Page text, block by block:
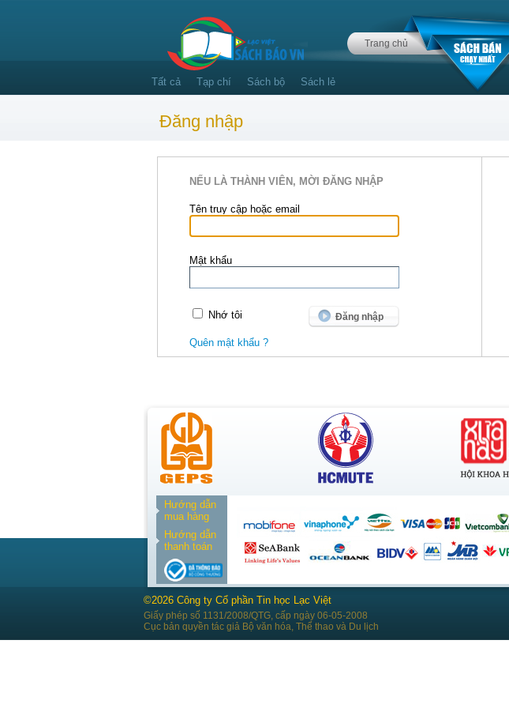
Trang chủ
Tất cả Tạp chí Sách bộ Sách lẻ
Đăng nhập
NẾU LÀ THÀNH VIÊN, MỜI ĐĂNG NHẬP
Tên truy cập hoặc email
Mật khẩu
Nhớ tôi
Quên mật khẩu ?
Hướng dẫn
mua hàng
Hướng dẫn
thanh toán
©2026 Công ty Cổ phần Tin học Lạc Việt
Giấy phép số 1131/2008/QTG, cấp ngày 06-05-2008
Cục bản quyền tác giả Bộ văn hóa, Thể thao và Du lịch